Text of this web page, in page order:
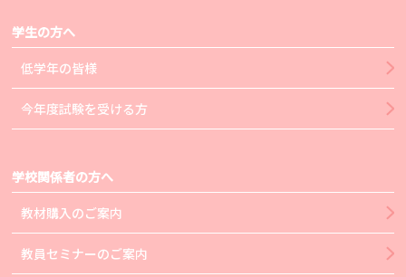
学生の方へ
低学年の皆様
今年度試験を受ける方
学校関係者の方へ
教材購入のご案内
教員セミナーのご案内